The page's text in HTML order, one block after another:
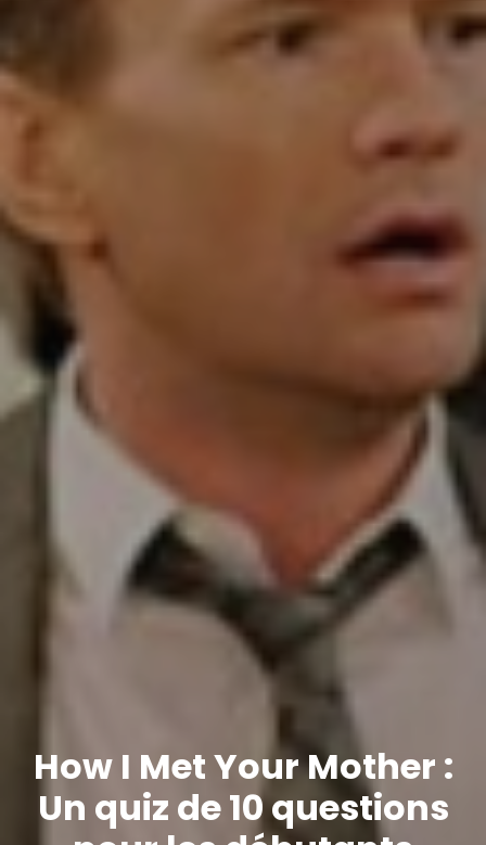
How I Met Your Mother :
Un quiz de 10 questions